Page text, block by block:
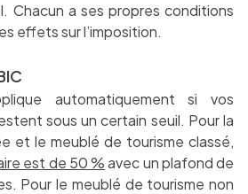
Chacun a ses propres conditions
effets sur l’imposition.
automatiquement si vos
sous un certain seuil. Pour la
et le meublé de tourisme classé,
est de 50 %avec un plafond de
Pour le meublé de tourisme non